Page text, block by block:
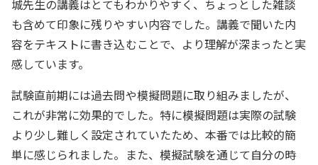
城先生の講義はとてもわかりやすく、ちょっとした雑談
も含めて印象に残りやすい内容でした。講義で聞いた内
容をテキストに書き込むことで、より理解が深まったと実
感しています。
試験直前期には過去問や模擬問題に取り組みましたが、
これが非常に効果的でした。特に模擬問題は実際の試験
より少し難しく設定されていたため、本番では比較的簡
単に感じられました。また、模擬試験を通じて自分の時